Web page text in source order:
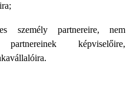
személy partnereire, nem
képviselőire,